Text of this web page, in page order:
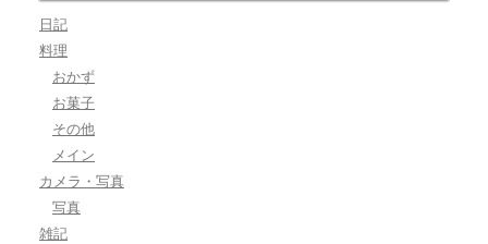
日記
料理
おかず
お菓子
その他
メイン
カメラ・写真
写真
雑記